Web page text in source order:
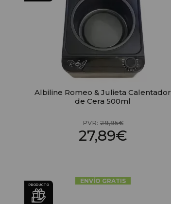
Albiline Romeo & Julieta Calentador
de Cera 500ml
PVR: 29,95€
27,89€
PRODUCTO
ENVÍO GRATIS